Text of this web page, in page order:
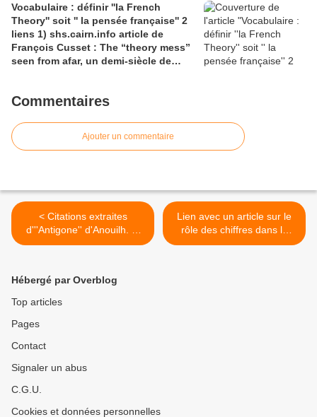
Julian Roche
Vocabulaire : définir ''la French
Theory'' soit '' la pensée française'' 2
liens 1) shs.cairn.info article de
François Cusset : The “theory mess”
seen from afar, un demi-siècle de
l'émancipation...'', François Cusset
Commentaires
Ajouter un commentaire
< Citations extraites
d'''Antigone'' d'Anouilh. et
liens ceeol.com et
Curşeu : ''Antigone pour le
triomphe du texte au défi de
Universitatis Babes-Bolyai
Lien avec un article sur le
rôle des chiffres dans la
rhétorique politique (ENS
Hébergé par Overblog
Top articles
Pages
Contact
Signaler un abus
C.G.U.
Cookies et données personnelles